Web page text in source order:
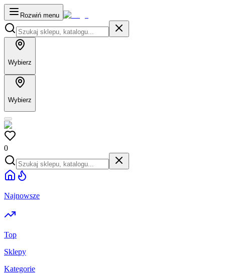
Rozwiń menu
Wybierz
Wybierz
0
Najnowsze
Top
Sklepy
Kategorie